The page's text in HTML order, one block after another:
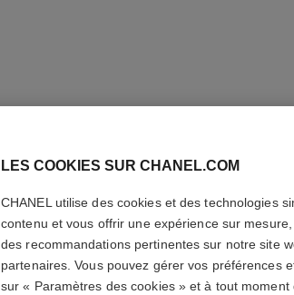
LES COOKIES SUR CHANEL.COM
CHANEL utilise des cookies et des technologies
contenu et vous offrir une expérience sur
des recommandations pertinentes sur notre site
partenaires. Vous pouvez gérer vos préférences
sur « Paramètres des cookies » et à tout moment